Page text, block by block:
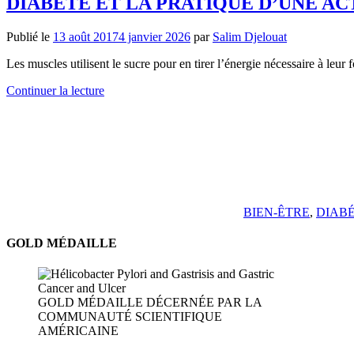
Publié le 13 août 20174 janvier 2026 par Salim Djelouat
Les muscles utilisent le sucre pour en tirer l’énergie nécessaire à
Continuer la lecture
BIEN-ÊTRE,
GOLD MÉDAILLE
GOLD MÉDAILLE DÉCERNÉE PAR LA
COMMUNAUTÉ SCIENTIFIQUE
AMÉRICAINE